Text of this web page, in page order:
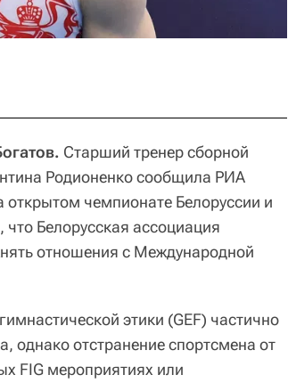
Старший тренер сборной
Родионенко сообщила РИА
открытом чемпионате Белоруссии и
что Белорусская ассоциация
отношения с Международной
этики (GEF) частично
однако отстранение спортсмена от
FIG мероприятиях или